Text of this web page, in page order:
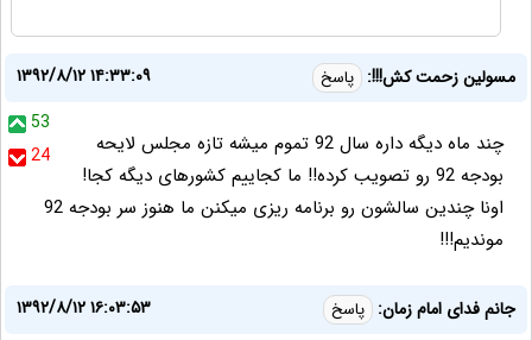
مسولین زحمت کش!!!: پاسخ
۱۳۹۲/۸/۱۲ ۱۴:۳۳:۰۹
53
24
چند ماه دیگه داره سال 92 تموم میشه تازه مجلس لایحه
بودجه 92 رو تصویب کرده!! ما کجاییم کشورهای دیگه کجا!
اونا چندین سالشون رو برنامه ریزی میکنن ما هنوز سر بودجه 92
موندیم!!!
جانم فدای امام زمان: پاسخ
۱۳۹۲/۸/۱۲ ۱۶:۰۳:۵۳